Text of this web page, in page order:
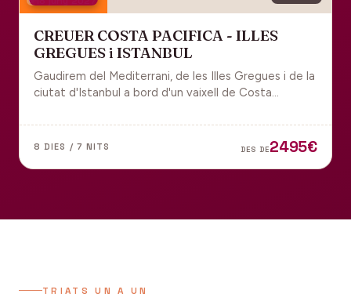
CREUER COSTA PACIFICA - ILLES
GREGUES i ISTANBUL
Gaudirem del Mediterrani, de les Illes Gregues i de la
ciutat d'Istanbul a bord d'un vaixell de Costa
8 DIES / 7 NITS DES DE2495€
TRIATS UN A UN